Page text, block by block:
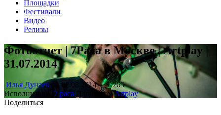
Площадки
Фестивали
Видео
Релизы
Фотоотчет | 7Раса в Москве | Artplay |
31.07.2014
Илья Дунаев 02.08.2014
1 265
Исполнители: 7 раса Площадка:Artplay
Поделиться